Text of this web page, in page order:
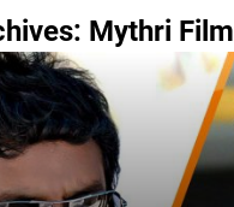
Mythri Film